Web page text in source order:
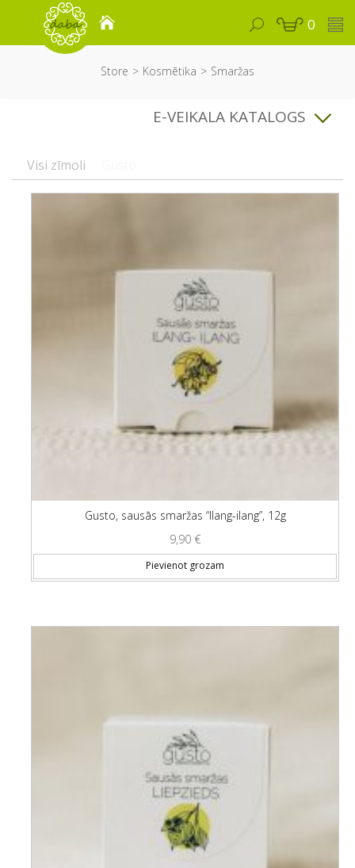
0
Store Kosmētika Smaržas
E-VEIKALA KATALOGS
Visi zīmoli
Gusto, sausās smaržas “Ilang-ilang”, 12g
9,90 €
Pievienot grozam